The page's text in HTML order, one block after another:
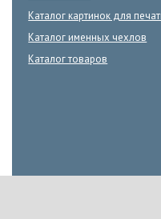
Каталог картинок для
Каталог именных чехлов
Каталог товаров